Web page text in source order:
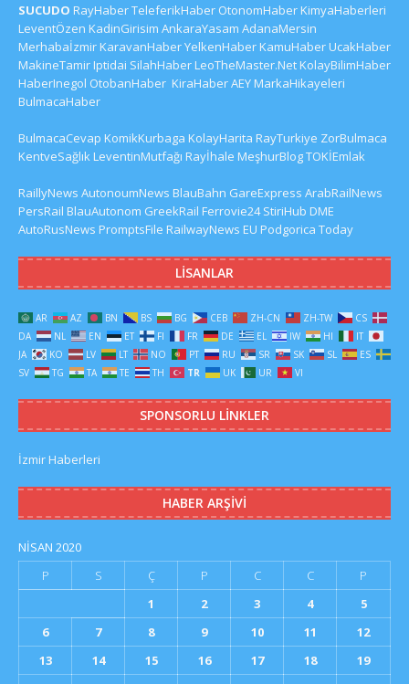
SUCUDO RayHaberTeleferikHaber OtonomHaberKimyaHaberleri
LeventÖzen KadinGirisim AnkaraYasam AdanaMersin
MerhabaİzmirKaravanHaberYelkenHaberKamuHaberUcakHaber
MakineTamirIptidai SilahHaberLeoTheMaster.NetKolayBilimHaber
HaberInegol OtobanHaber KiraHaberAEYMarkaHikayeleri
BulmacaHaber
BulmacaCevap KomikKurbaga KolayHarita RayTurkiye ZorBulmaca
KentveSağlıkLeventinMutfağı Rayİhale MeşhurBlogTOKİEmlak
RaillyNews AutonoumNews BlauBahn GareExpress ArabRailNews
PersRail BlauAutonom GreekRail Ferrovie24 StiriHub DME
AutoRusNews PromptsFile RailwayNews EU Podgorica Today
LISANLAR
AR AZ BN BS BG CEB ZH-CN ZH-TW
CS
DA
NL EN ET FI FR DE EL IW HI
IT
JA
KO LV LT NO PT RU SR SK SL
ES
SV
TG TA TE TH TR UK UR VI
SPONSORLU LINKLER
İzmir Haberleri
HABER ARŞIVI
NISAN 2020
P
S Ç P C C
P
1
2 3 4
5
6
7 8 9 10 11
12
13
14 15 16 17 18
19